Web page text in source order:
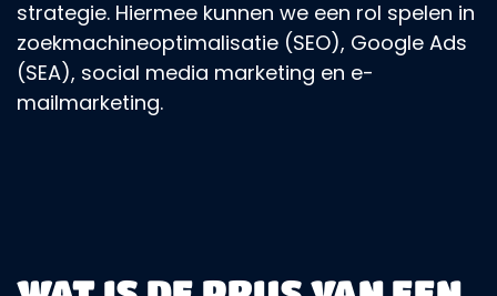
strategie. Hiermee kunnen we een rol spelen in
zoekmachineoptimalisatie (SEO), Google Ads
(SEA), social media marketing en e-
mailmarketing.